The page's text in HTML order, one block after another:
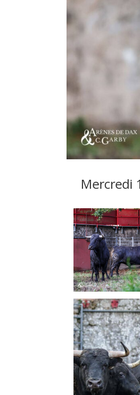
Mercredi